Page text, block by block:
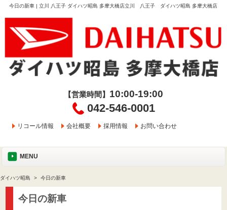
今日の新車 | 立川 八王子 ダイハツ昭島 多摩大橋店立川 八王子 ダイハツ昭島 多摩大橋店
【営業時間】 10:00-19:00
042-546-0001
リコール情報 会社概要 採用情報 お問い合わせ
MENU
ダイハツ昭島 今日の新車
今日の新車